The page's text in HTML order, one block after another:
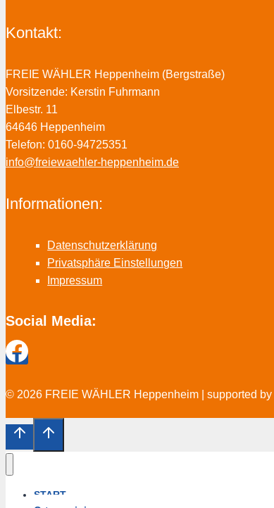
Kontakt:
FREIE WÄHLER Heppenheim (Bergstraße)
Vorsitzende: Kerstin Fuhrmann
Elbestr. 11
64646 Heppenheim
Telefon: 0160-94725351
info@freiewaehler-heppenheim.de
Informationen:
Datenschutzerklärung
Privatsphäre Einstellungen
Impressum
Social Media:
© 2026 FREIE WÄHLER Heppenheim | supported by
START